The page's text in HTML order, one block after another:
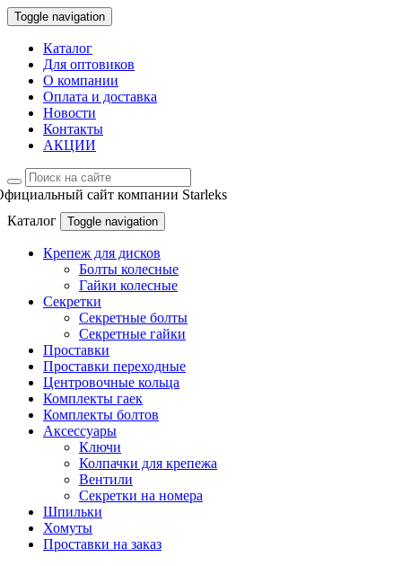
Toggle navigation
Каталог
Для оптовиков
О компании
Оплата и доставка
Новости
Контакты
АКЦИИ
сайт компании Starleks
Каталог
Toggle navigation
Крепеж для дисков
Болты колесные
Гайки колесные
Секретки
Секретные болты
Секретные гайки
Проставки
Проставки переходные
Центровочные кольца
Комплекты гаек
Комплекты болтов
Аксессуары
Ключи
Колпачки для крепежа
Вентили
Секретки на номера
Шпильки
Хомуты
Проставки на заказ